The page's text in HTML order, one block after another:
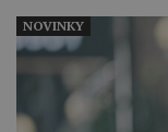
NOVINKY